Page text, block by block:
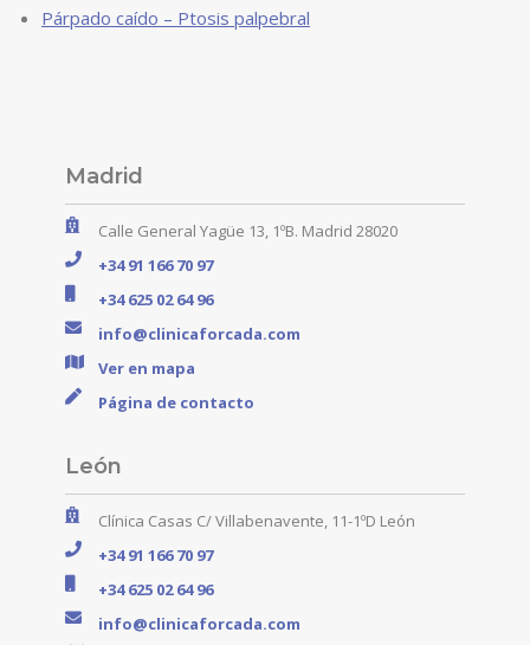
Párpado caído – Ptosis palpebral
Madrid
Calle General Yagüe 13, 1ºB. Madrid 28020
+34 91 166 70 97
+34 625 02 64 96
info@clinicaforcada.com
Ver en mapa
Página de contacto
León
Clínica Casas C/ Villabenavente, 11-1ºD León
+34 91 166 70 97
+34 625 02 64 96
info@clinicaforcada.com